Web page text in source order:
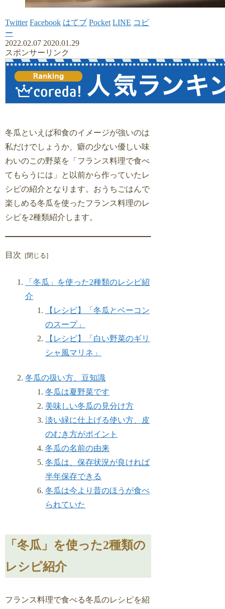
Twitter Facebook はてブ Pocket LINE コピ
ー
2022.02.07 2020.01.29
スポンサーリンク
冬瓜といえば和食のイメージが強いのは
私だけでしょうか、癖の少ない優しい味
わいのこの野菜を「フランス料理で食べ
てもらうには」と以前から作っていたレ
シピの紹介となります。おうちごはんで
楽しめる冬瓜を使ったフランス料理のレ
シピを2種類紹介します。
目次
「冬瓜」を使った2種類のレシピ紹
介
【レシピ】「冬瓜とベーコン
のスープ」
【レシピ】「白い野菜のギリ
シャ風マリネ」
冬瓜の扱い方、豆知識
冬瓜は夏野菜です
美味しい冬瓜の見分け方
淡い緑に仕上げる使い方、皮
のむき方がポイント
冬瓜の名前の由来
冬瓜は、保存状況が良ければ
半年保存できる
冬瓜は今より昔のほうが食べ
られていた
「冬瓜」を使った2種類の
レシピ紹介
フランス料理で食べる冬瓜のレシピを紹